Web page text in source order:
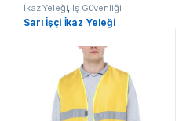
İkaz Yeleği, İş Güvenliği
Sarı İşçi İkaz Yeleği